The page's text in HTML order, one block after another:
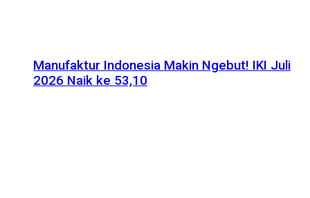
Manufaktur Indonesia Makin Ngebut! IKI Juli
2026 Naik ke 53,10